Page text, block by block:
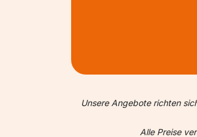
Unsere Angebote richten
Alle Preise